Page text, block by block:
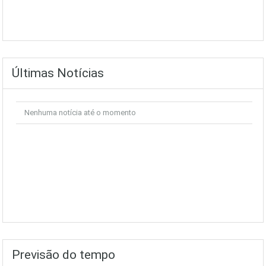
Últimas Notícias
Nenhuma notícia até o momento
Previsão do tempo